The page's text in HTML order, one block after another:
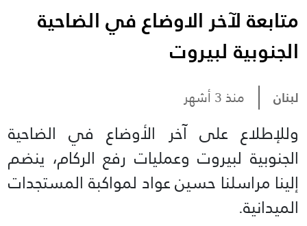
متابعة لآخر الاوضاع في الضاحية
الجنوبية لبيروت
لبنان منذ 3 أشهر
وللإطلاع على آخر الأوضاع في الضاحية
الجنوبية لبيروت وعمليات رفع الركام، ينضم
إلينا مراسلنا حسين عواد لمواكبة المستجدات
الميدانية.